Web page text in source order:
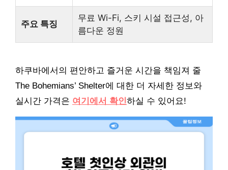
주요 특징
무료 Wi-Fi, 스키 시설 접근성, 아
름다운 정원
하쿠바에서의 편안하고 즐거운 시간을 책임져 줄
The Bohemians’ Shelter에 대한 더 자세한 정보와
실시간 가격은 여기에서 확인하실 수 있어요!